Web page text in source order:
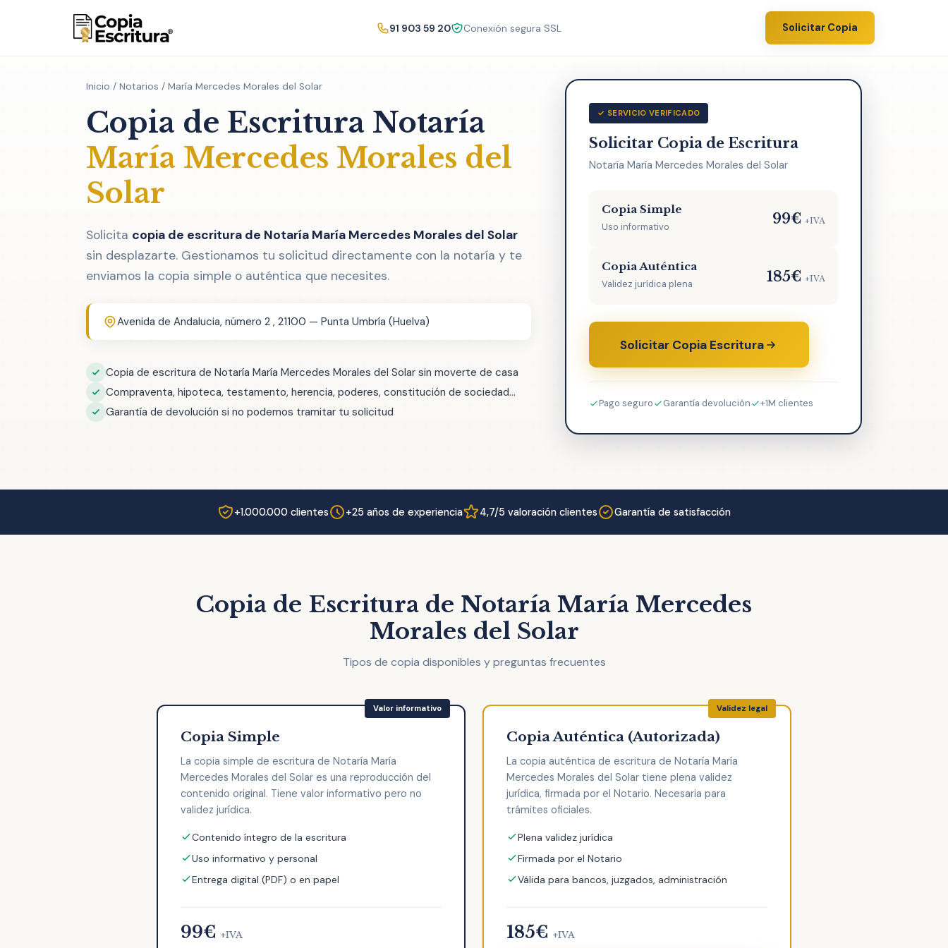
91 903 59 20 Conexión segura SSL Solicitar Copia
Inicio / Notarios / María Mercedes Morales del Solar
Copia de Escritura Notaría
María Mercedes Morales del
Solar
Solicita copia de escritura de Notaría María Mercedes Morales del Solar
sin desplazarte. Gestionamos tu solicitud directamente con la notaría y te
enviamos la copia simple o auténtica que necesites.
Avenida de Andalucia, número 2 , 21100 — Punta Umbría (Huelva)
Copia de escritura de Notaría María Mercedes Morales del Solar sin moverte de casa
Compraventa, hipoteca, testamento, herencia, poderes, constitución de sociedad...
Garantía de devolución si no podemos tramitar tu solicitud
✓ SERVICIO VERIFICADO
Solicitar Copia de Escritura
Notaría María Mercedes Morales del Solar
Copia Simple
Uso informativo 99€ +IVA
Copia Auténtica
Validez jurídica plena 185€ +IVA
Solicitar Copia Escritura
Pago seguro Garantía devolución +1M clientes
+1.000.000 clientes +25 años de experiencia 4,7/5 valoración clientes Garantía de satisfacción
Copia de Escritura de Notaría María Mercedes
Morales del Solar
Tipos de copia disponibles y preguntas frecuentes
Copia Simple
La copia simple de escritura de Notaría María
Mercedes Morales del Solar es una reproducción del
contenido original. Tiene valor informativo pero no
validez jurídica.
Contenido íntegro de la escritura
Uso informativo y personal
Entrega digital (PDF) o en papel
99€ +IVA
Copia Auténtica (Autorizada)
La copia auténtica de escritura de Notaría María
Mercedes Morales del Solar tiene plena validez
jurídica, firmada por el Notario. Necesaria para
trámites oficiales.
Plena validez jurídica
Firmada por el Notario
Válida para bancos, juzgados, administración
185€ +IVA